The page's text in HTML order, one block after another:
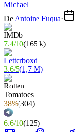
Michael
De Antoine Fuqua·
7.4/10(165 k)
3.6/5(1,7 M)
38%(304)
6.6/10(125)